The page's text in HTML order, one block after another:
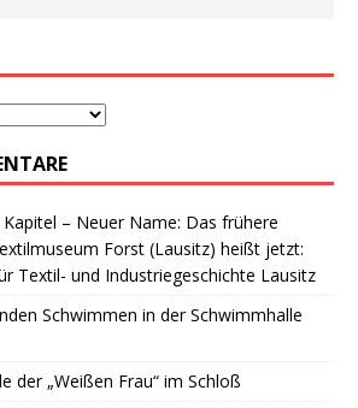
– Neuer Name: Das frühere
Forst (Lausitz) heißt jetzt:
Textil- und Industriegeschichte Lausitz
Schwimmen in der Schwimmhalle
der „Weißen Frau“ im Schloß